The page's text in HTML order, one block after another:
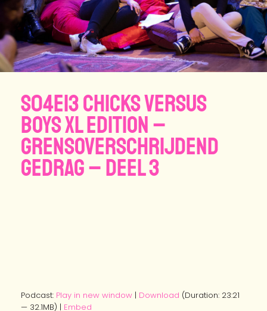
S04E13 CHICKS VERSUS
BOYS XL EDITION –
GRENSOVERSCHRIJDEND
GEDRAG – DEEL 3
Podcast: Play in new window | Download (Duration: 23:21
— 32.1MB) | Embed